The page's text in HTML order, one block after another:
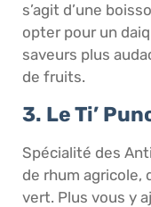
s’agit d’une
opter pour un
saveurs plus
de fruits.
3. Le Ti’
Spécialité des
de rhum agricole,
vert. Plus vous y